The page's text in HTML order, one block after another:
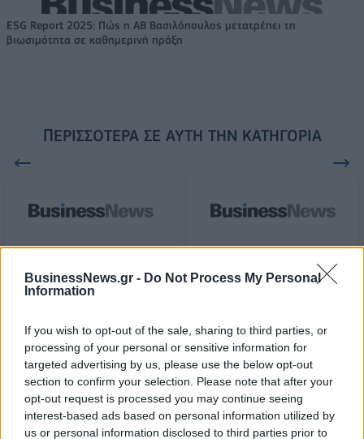
BusinessNews.gr - Do Not Process My Personal
Information
If you wish to opt-out of the sale, sharing to third parties, or
processing of your personal or sensitive information for
targeted advertising by us, please use the below opt-out
section to confirm your selection. Please note that after your
opt-out request is processed you may continue seeing
interest-based ads based on personal information utilized by
us or personal information disclosed to third parties prior to
ESG Report 2025: Πώς η ΑΒ Βασιλόπουλος μετατρέπει τη
βιωσιμότητα σε καθημερινή πράξη
ΠΕΡΙΣΣΌΤΕΡΑ ΣΕ ΑΥΤΉ ΤΗΝ ΚΑΤΗΓΟΡΊΑ
Δρομολογούνται δύο νέα
καζίνο σε Μύκονο και
Κρήτη
Εφαρμοστική εγκύκλιος
για τον υπολογισμό της
ανταποδοτικής σύνταξης